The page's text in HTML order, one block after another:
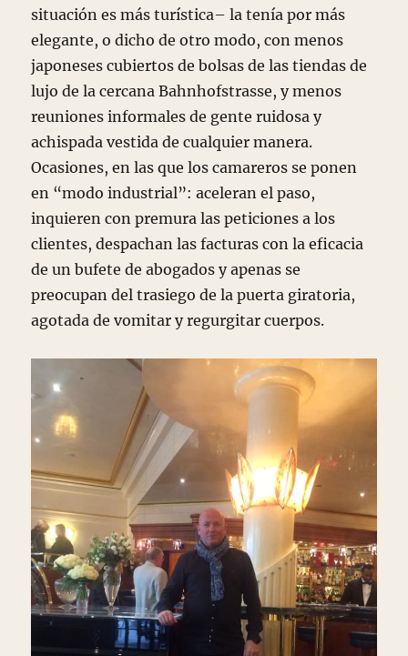
situación es más turística– la tenía por más
elegante, o dicho de otro modo, con menos
japoneses cubiertos de bolsas de las tiendas de
lujo de la cercana Bahnhofstrasse, y menos
reuniones informales de gente ruidosa y
achispada vestida de cualquier manera.
Ocasiones, en las que los camareros se ponen
en “modo industrial”: aceleran el paso,
inquieren con premura las peticiones a los
clientes, despachan las facturas con la eficacia
de un bufete de abogados y apenas se
preocupan del trasiego de la puerta giratoria,
agotada de vomitar y regurgitar cuerpos.